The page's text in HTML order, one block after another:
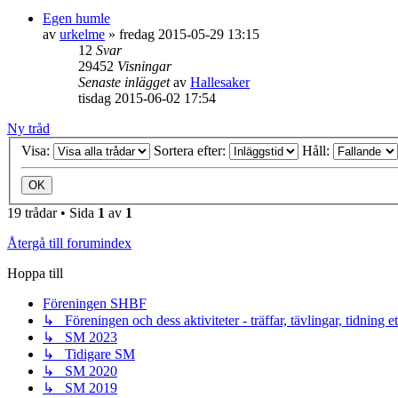
Egen humle
av urkelme » fredag 2015-05-29 13:15
12 Svar
29452 Visningar
Senaste inläggetav Hallesaker
tisdag 2015-06-02 17:54
Ny tråd
Visa:
Sortera efter: Håll:
19 trådar • Sida 1 av 1
Återgå till forumindex
Hoppa till
Föreningen SHBF
↳ Föreningen och dess aktiviteter - träffar, tävlingar, tidning
↳ SM 2023
↳ Tidigare SM
↳ SM 2020
↳ SM 2019